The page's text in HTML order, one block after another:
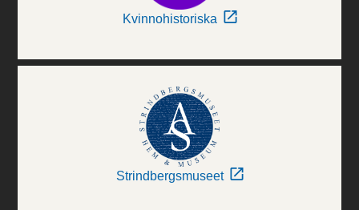
Kvinnohistoriska
Strindbergsmuseet